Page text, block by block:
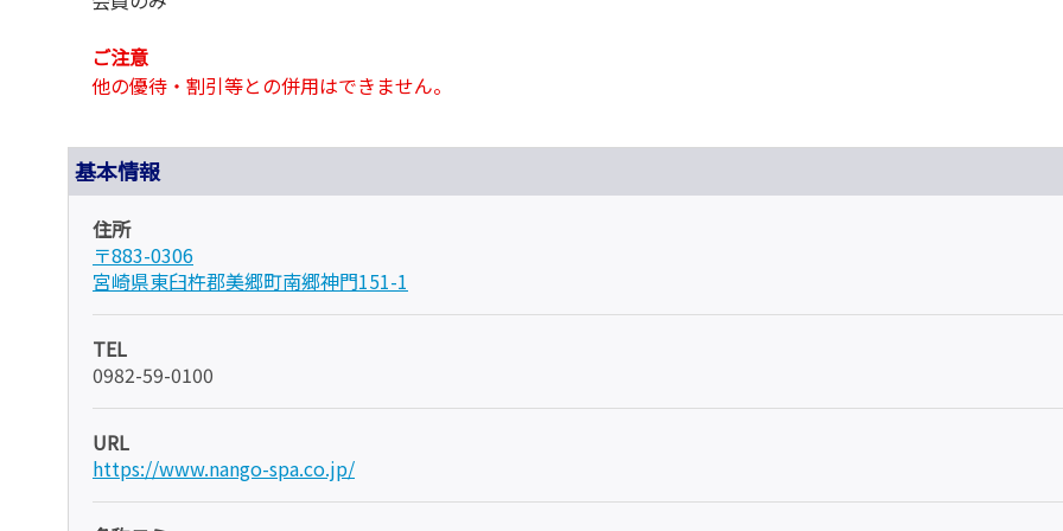
ご注意
他の優待・割引等との併用はできません。
基本情報
住所
〒883-0306
宮崎県東臼杵郡美郷町南郷神門151-1
TEL
0982-59-0100
URL
https://www.nango-spa.co.jp/